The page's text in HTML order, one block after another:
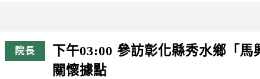
下午03:00 參訪彰化縣秀水鄉「馬
關懷據點